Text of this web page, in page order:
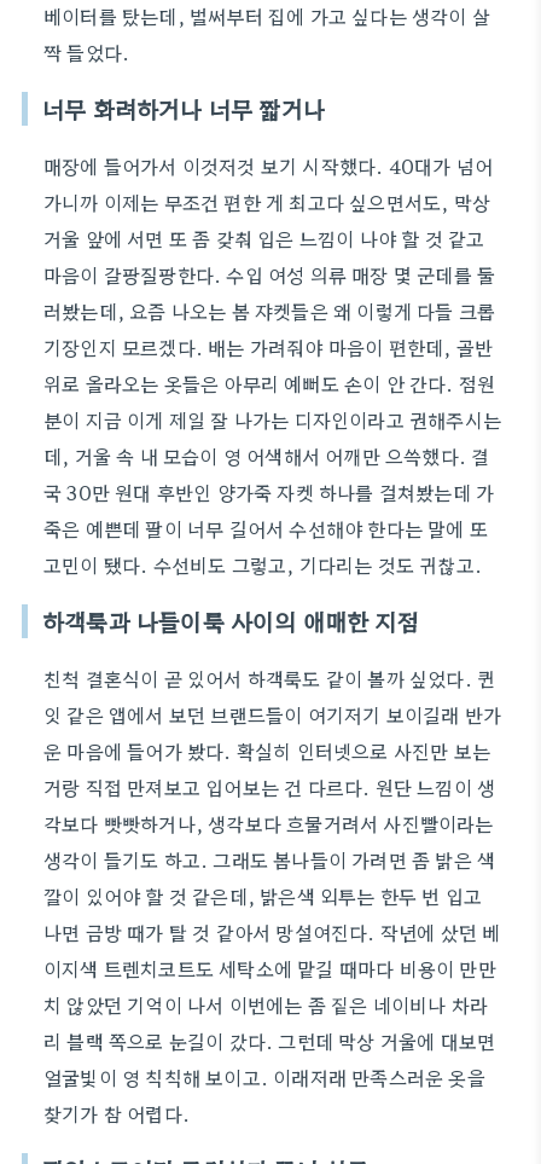
베이터를 탔는데, 벌써부터 집에 가고 싶다는 생각이 살
짝 들었다.
너무 화려하거나 너무 짧거나
매장에 들어가서 이것저것 보기 시작했다. 40대가 넘어
가니까 이제는 무조건 편한 게 최고다 싶으면서도, 막상
거울 앞에 서면 또 좀 갖춰 입은 느낌이 나야 할 것 같고
마음이 갈팡질팡한다. 수입 여성 의류 매장 몇 군데를 둘
러봤는데, 요즘 나오는 봄 쟈켓들은 왜 이렇게 다들 크롭
기장인지 모르겠다. 배는 가려줘야 마음이 편한데, 골반
위로 올라오는 옷들은 아무리 예뻐도 손이 안 간다. 점원
분이 지금 이게 제일 잘 나가는 디자인이라고 권해주시는
데, 거울 속 내 모습이 영 어색해서 어깨만 으쓱했다. 결
국 30만 원대 후반인 양가죽 자켓 하나를 걸쳐봤는데 가
죽은 예쁜데 팔이 너무 길어서 수선해야 한다는 말에 또
고민이 됐다. 수선비도 그렇고, 기다리는 것도 귀찮고.
하객룩과 나들이룩 사이의 애매한 지점
친척 결혼식이 곧 있어서 하객룩도 같이 볼까 싶었다. 퀸
잇 같은 앱에서 보던 브랜드들이 여기저기 보이길래 반가
운 마음에 들어가 봤다. 확실히 인터넷으로 사진만 보는
거랑 직접 만져보고 입어보는 건 다르다. 원단 느낌이 생
각보다 빳빳하거나, 생각보다 흐물거려서 사진빨이라는
생각이 들기도 하고. 그래도 봄나들이 가려면 좀 밝은 색
깔이 있어야 할 것 같은데, 밝은색 외투는 한두 번 입고
나면 금방 때가 탈 것 같아서 망설여진다. 작년에 샀던 베
이지색 트렌치코트도 세탁소에 맡길 때마다 비용이 만만
치 않았던 기억이 나서 이번에는 좀 짙은 네이비나 차라
리 블랙 쪽으로 눈길이 갔다. 그런데 막상 거울에 대보면
얼굴빛이 영 칙칙해 보이고. 이래저래 만족스러운 옷을
찾기가 참 어렵다.